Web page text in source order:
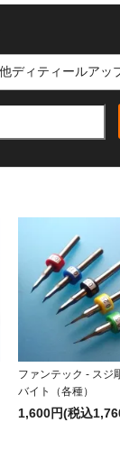
ファンテック - スジ
バイト（各種）
1,600円(税込